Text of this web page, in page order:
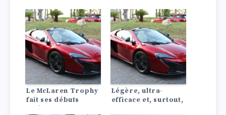
Artura
exceptionnelle
ensemble LEGO
Speed comprenant
deux de ses Hyper
Cars.
Le McLaren Trophy
fait ses débuts
Légère, ultra-
efficace et, surtout,